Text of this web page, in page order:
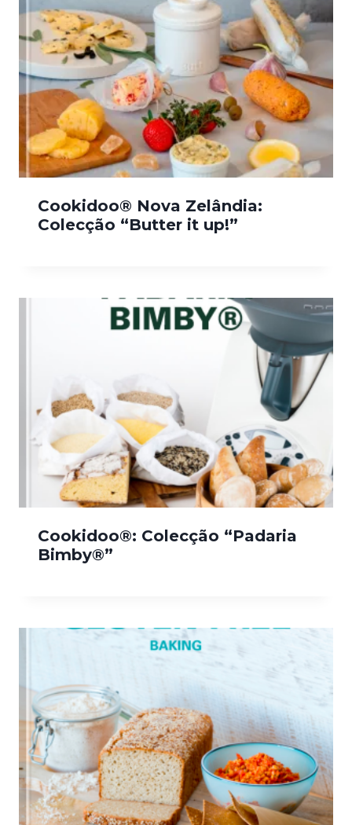
Cookidoo® Nova Zelândia:
Colecção “Butter it up!”
Cookidoo®: Colecção “Padaria
Bimby®”